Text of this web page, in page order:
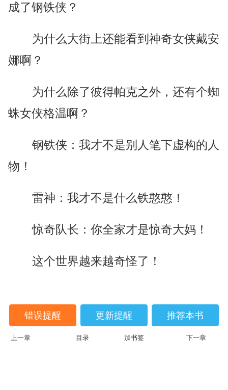
成了钢铁侠？
为什么大街上还能看到神奇女侠戴安
娜啊？
为什么除了彼得帕克之外，还有个蜘
蛛女侠格温啊？
钢铁侠：我才不是别人笔下虚构的人
物！
雷神：我才不是什么铁憨憨！
惊奇队长：你全家才是惊奇大妈！
这个世界越来越奇怪了！
错误提醒 更新提醒 推荐本书
上一章 目录 加书签 下一章